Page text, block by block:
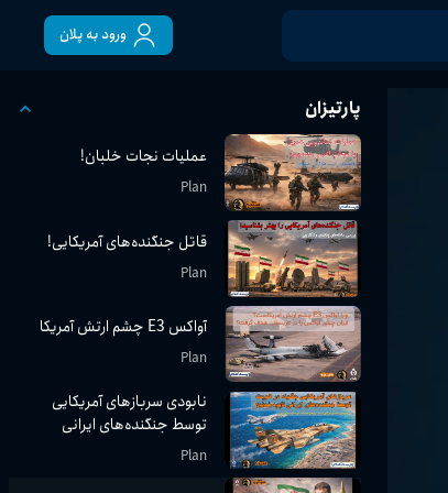
ورود به پلان
پارتیزان
عملیات نجات خلبان!
Plan
قاتل جنگنده‌های آمریکایی!
Plan
آواکس E3 چشم ارتش آمریکا
Plan
نابودی سربازهای آمریکایی
توسط جنگنده‌های ایرانی
Plan